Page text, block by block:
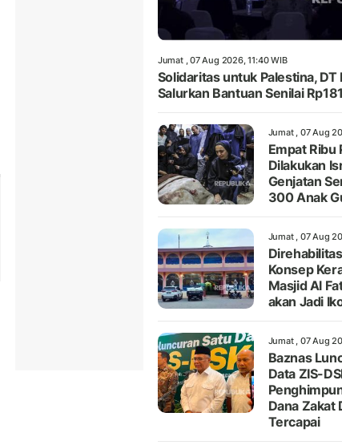
Jumat , 07 Aug 2026, 11:40 WIB
Solidaritas untuk Palestina, DT
Salurkan Bantuan Senilai
Jumat , 07 Aug
Empat Ribu
Dilakukan
Genjatan
300 Anak
Jumat , 07 Aug
Konsep
Masjid Al
akan Jadi
Jumat , 07 Aug
Baznas
Data ZIS-
Dana Zakat
Tercapai